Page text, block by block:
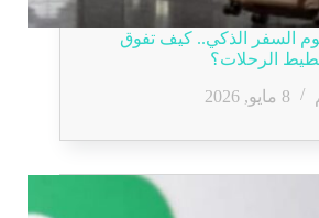
السفر الذكي.. كيف تفوق
الرحلات؟
8 مايو, 2026